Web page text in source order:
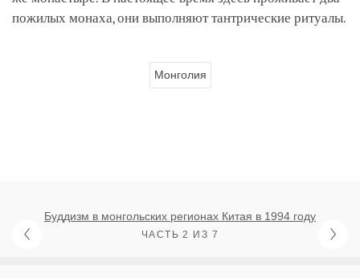
пожилых монаха, они выполняют тантрические ритуалы.
Монголия
Буддизм в монгольских регионах Китая в 1994 году
ЧАСТЬ 2 ИЗ 7